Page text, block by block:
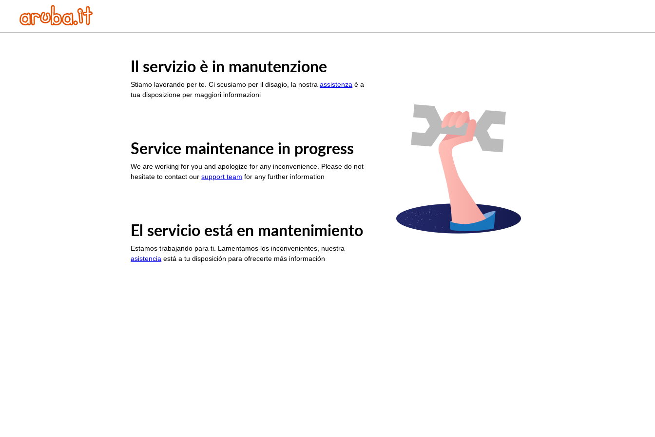
Il servizio è in manutenzione
Stiamo lavorando per te. Ci scusiamo per il disagio, la nostraassistenza è a
tua disposizione per maggiori informazioni
Service maintenance in progress
We are working for you and apologize for any inconvenience. Please do not
hesitate to contact oursupport team for any further information
El servicio está en mantenimiento
Estamos trabajando para ti. Lamentamos los inconvenientes, nuestra
asistencia está a tu disposición para ofrecerte más información